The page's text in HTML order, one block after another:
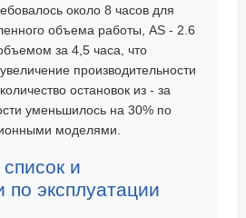
около 8 часов для
объема работы, AS - 2.6
за 4,5 часа, что
производительности
остановок из - за
уменьшилось на 30% по
моделями.
и
по эксплуатации